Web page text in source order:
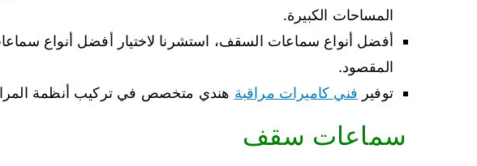
المساحات الكبيرة.
أفضل أنواع سماعات السقف، استشرنا لاختيار أفضل أنواع
المقصود.
توفير فني كاميرات مراقبة هندي متخصص في تركيب أنظمة
سماعات سقف